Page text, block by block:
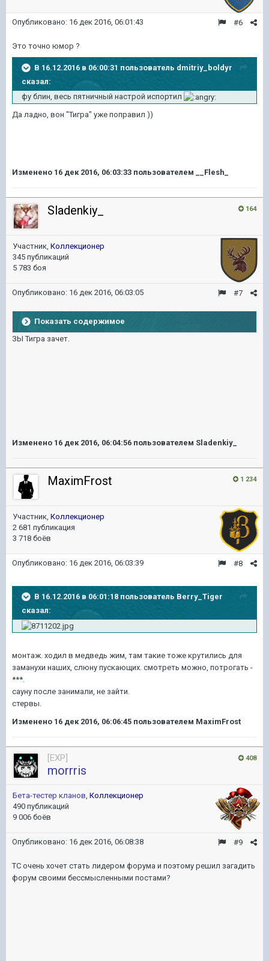
#6
Опубликовано: 16 дек 2016, 06:01:43
Это точно юмор ?
В 16.12.2016 в 06:00:31 пользователь dmitriy_boldyr
сказал:
фу блин, весь пятничный настрой испортил
Да ладно, вон "Тигра" уже поправил ))
Изменено 16 дек 2016, 06:03:33 пользователем __Flesh_
164
Sladenkiy_
Участник, Коллекционер
345 публикаций
5 783 боя
#7
Опубликовано: 16 дек 2016, 06:03:05
Показать содержимое
ЗЫ Тигра зачет.
Изменено 16 дек 2016, 06:04:56 пользователем Sladenkiy_
1 234
MaximFrost
Участник, Коллекционер
2 681 публикация
3 718 боёв
#8
Опубликовано: 16 дек 2016, 06:03:39
В 16.12.2016 в 06:01:18 пользователь Berry_Tiger
сказал:
монтаж. ходил в медведь жим, там такие тоже крутились для
заманухи наших, слюну пускающих. смотреть можно, потрогать -
***.
сауну после занимали, не зайти.
стервы.
Изменено 16 дек 2016, 06:06:45 пользователем MaximFrost
408
[EXP]
morrris
Бета-тестер кланов, Коллекционер
490 публикаций
9 006 боёв
#9
Опубликовано: 16 дек 2016, 06:08:38
ТС очень хочет стать лидером форума и поэтому решил загадить
форум своими бессмысленными постами?